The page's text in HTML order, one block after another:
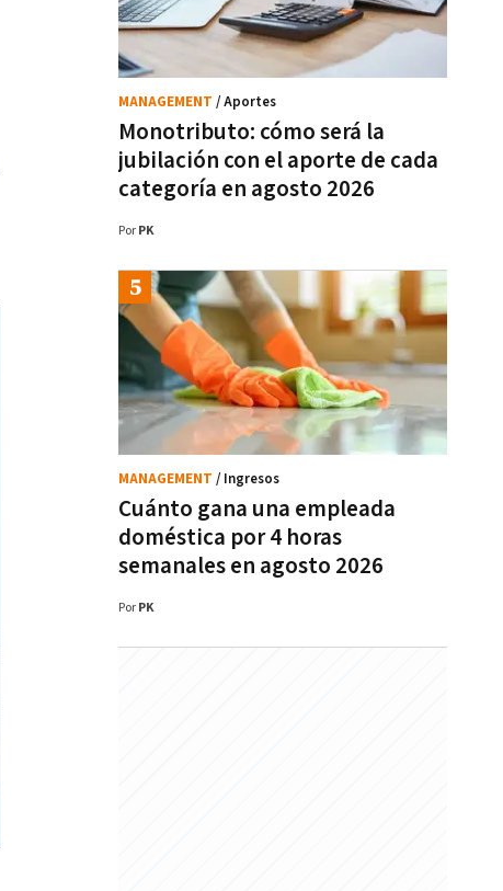
Monotributo: cómo será la
jubilación con el aporte de cada
categoría en agosto 2026
MANAGEMENT / Aportes
Por PK
Cuánto gana una empleada
doméstica por 4 horas
semanales en agosto 2026
MANAGEMENT / Ingresos
Por PK